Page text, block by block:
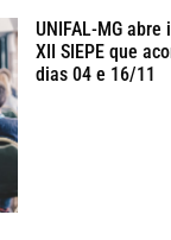
UNIFAL-MG
XII SIEPE que
dias 04 e 16/11